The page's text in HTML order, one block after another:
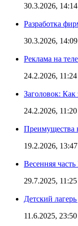
30.3.2026, 14:14
Разработка
30.3.2026, 14:09
Реклама на
24.2.2026, 11:24
Заголовок:
24.2.2026, 11:20
Преимущества
19.2.2026, 13:47
Весенняя
29.7.2025, 11:25
Детский
11.6.2025, 23:50